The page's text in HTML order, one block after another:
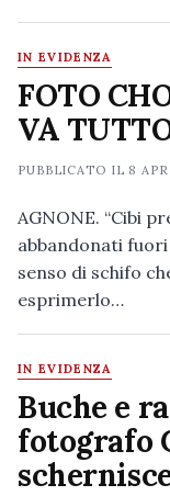
IN EVIDENZA
FOTO
VA
PUBBLICATO IL 8
AGNONE. “Cibi
abbandonati fuori
senso di schifo
esprimerlo…
IN EVIDENZA
Buche e
fotografo